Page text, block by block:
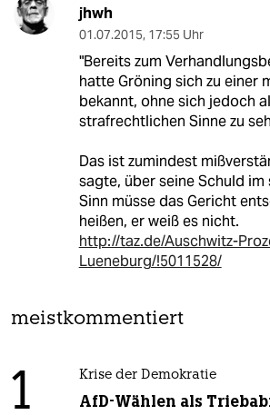
jhwh
01.07.2015, 17:55 Uhr
"Bereits zum
hatte Gröning sich zu einer
bekannt, ohne sich jedoch
strafrechtlichen Sinne zu
Das ist zumindest
sagte, über seine Schuld
Sinn müsse das Gericht
heißen, er weiß es nicht.
http://taz.de/Auschwitz-
Lueneburg/!5011528/
meistkommentiert
1 Krise der Demokratie
AfD-Wählen als